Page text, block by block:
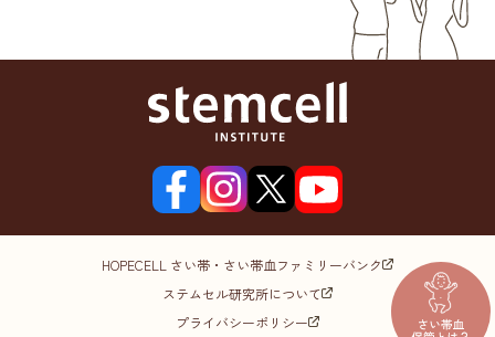
HOPECELL さい帯・さい帯血ファミリーバンク
ステムセル研究所について
プライバシーポリシー